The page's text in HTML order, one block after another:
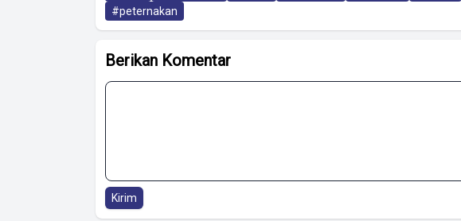
#peternakan
Berikan Komentar
Kirim